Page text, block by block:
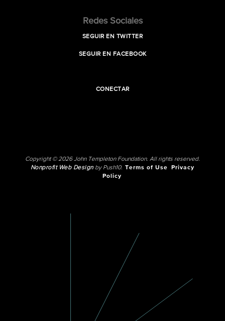
Redes Sociales
SEGUIR EN TWITTER
SEGUIR EN FACEBOOK
CONECTAR
Copyright © 2026 John Templeton Foundation. All rights reserved.
Nonprofit Web Designby Push10. Terms of Use
Privacy
Policy